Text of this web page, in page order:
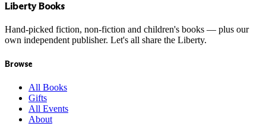
Liberty Books
Hand-picked fiction, non-fiction and children's books — plus our
own independent publisher. Let's all share the Liberty.
Browse
All Books
Gifts
All Events
About